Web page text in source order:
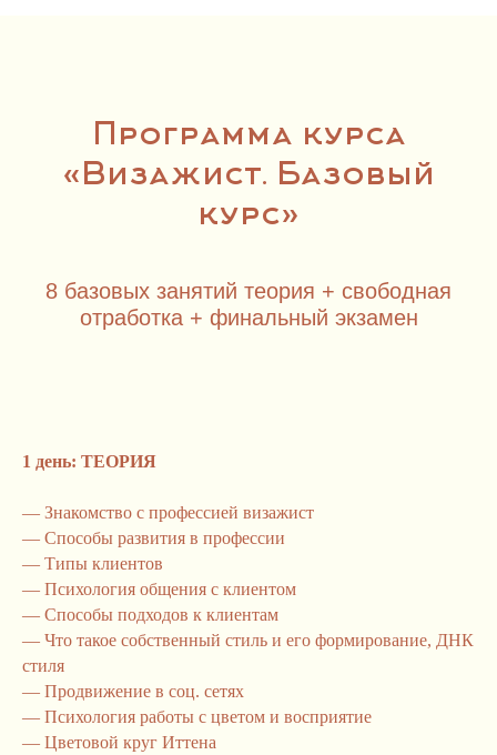
Программа курса
«Визажист. Базовый
курс»
8 базовых занятий теория + свободная
отработка + финальный экзамен
1 день: ТЕОРИЯ
— Знакомство с профессией визажист
— Способы развития в профессии
— Типы клиентов
— Психология общения с клиентом
— Способы подходов к клиентам
— Что такое собственный стиль и его формирование, ДНК
стиля
— Продвижение в соц. сетях
— Психология работы с цветом и восприятие
— Цветовой круг Иттена